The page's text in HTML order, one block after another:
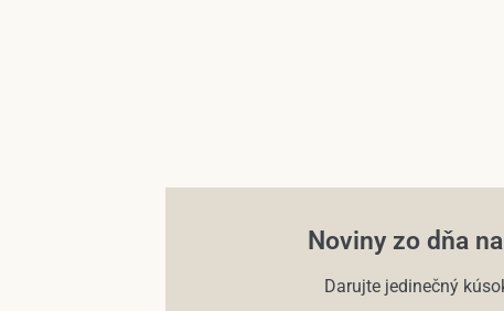
Noviny zo dňa
Darujte jedinečný